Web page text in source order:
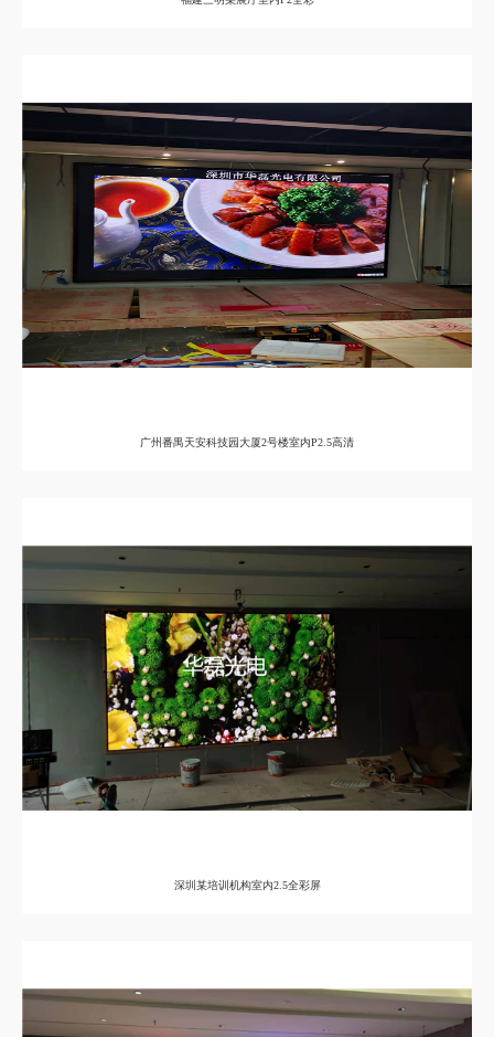
广州番禺天安科技园大厦2号楼室内P2.5高清
深圳某培训机构室内2.5全彩屏